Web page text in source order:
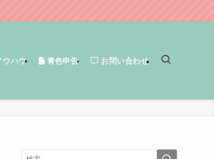
ウハウ 青色申告 お問い合わせ